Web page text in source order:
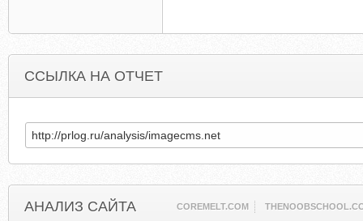
ССЫЛКА НА ОТЧЕТ
АНАЛИЗ САЙТА COREMELT.COM